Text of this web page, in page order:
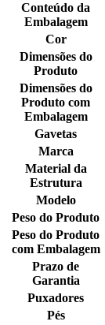
Conteúdo da
Embalagem
Cor
Dimensões do
Produto
Dimensões do
Produto com
Embalagem
Gavetas
Marca
Material da
Estrutura
Modelo
Peso do Produto
Peso do Produto
com Embalagem
Prazo de
Garantia
Puxadores
Pés